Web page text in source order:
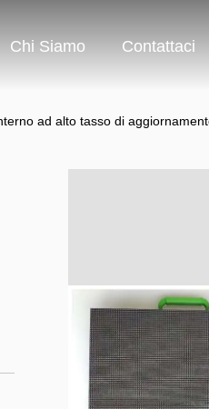
Chi Siamo Contattaci
ad alto tasso di